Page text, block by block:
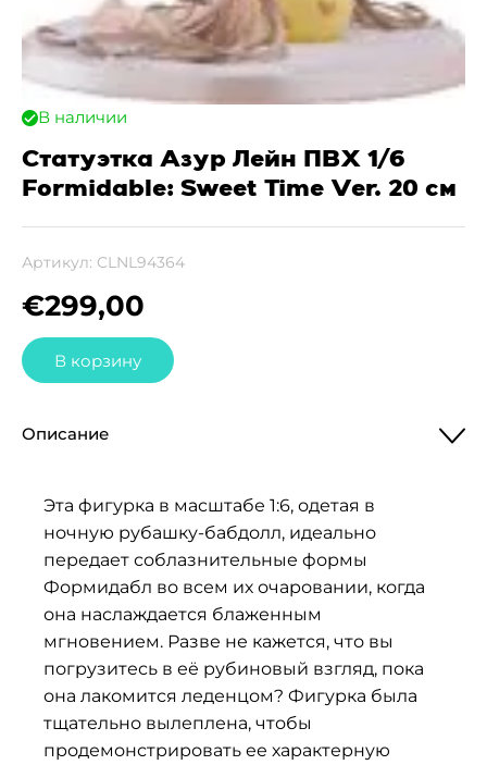
В наличии
Статуэтка Азур Лейн ПВХ 1/6
Formidable: Sweet Time Ver. 20 см
Артикул: CLNL94364
€299,00
В корзину
Описание
Эта фигурка в масштабе 1:6, одетая в
ночную рубашку-бабдолл, идеально
передает соблазнительные формы
Формидабл во всем их очаровании, когда
она наслаждается блаженным
мгновением. Разве не кажется, что вы
погрузитесь в её рубиновый взгляд, пока
она лакомится леденцом? Фигурка была
тщательно вылеплена, чтобы
продемонстрировать ее характерную